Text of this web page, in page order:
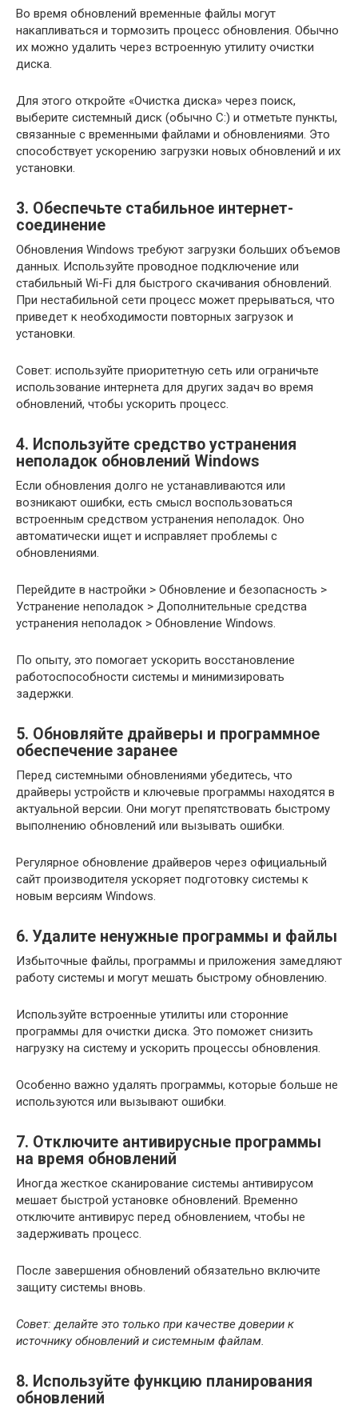
Во время обновлений временные файлы могут
накапливаться и тормозить процесс обновления. Обычно
их можно удалить через встроенную утилиту очистки
диска.
Для этого откройте «Очистка диска» через поиск,
выберите системный диск (обычно C:) и отметьте пункты,
связанные с временными файлами и обновлениями. Это
способствует ускорению загрузки новых обновлений и их
установки.
3. Обеспечьте стабильное интернет-
соединение
Обновления Windows требуют загрузки больших объемов
данных. Используйте проводное подключение или
стабильный Wi-Fi для быстрого скачивания обновлений.
При нестабильной сети процесс может прерываться, что
приведет к необходимости повторных загрузок и
установки.
Совет: используйте приоритетную сеть или ограничьте
использование интернета для других задач во время
обновлений, чтобы ускорить процесс.
4. Используйте средство устранения
неполадок обновлений Windows
Если обновления долго не устанавливаются или
возникают ошибки, есть смысл воспользоваться
встроенным средством устранения неполадок. Оно
автоматически ищет и исправляет проблемы с
обновлениями.
Перейдите в настройки > Обновление и безопасность >
Устранение неполадок > Дополнительные средства
устранения неполадок > Обновление Windows.
По опыту, это помогает ускорить восстановление
работоспособности системы и минимизировать
задержки.
5. Обновляйте драйверы и программное
обеспечение заранее
Перед системными обновлениями убедитесь, что
драйверы устройств и ключевые программы находятся в
актуальной версии. Они могут препятствовать быстрому
выполнению обновлений или вызывать ошибки.
Регулярное обновление драйверов через официальный
сайт производителя ускоряет подготовку системы к
новым версиям Windows.
6. Удалите ненужные программы и файлы
Избыточные файлы, программы и приложения замедляют
работу системы и могут мешать быстрому обновлению.
Используйте встроенные утилиты или сторонние
программы для очистки диска. Это поможет снизить
нагрузку на систему и ускорить процессы обновления.
Особенно важно удалять программы, которые больше не
используются или вызывают ошибки.
7. Отключите антивирусные программы
на время обновлений
Иногда жесткое сканирование системы антивирусом
мешает быстрой установке обновлений. Временно
отключите антивирус перед обновлением, чтобы не
задерживать процесс.
После завершения обновлений обязательно включите
защиту системы вновь.
Совет: делайте это только при качестве доверии к
источнику обновлений и системным файлам.
8. Используйте функцию планирования
обновлений